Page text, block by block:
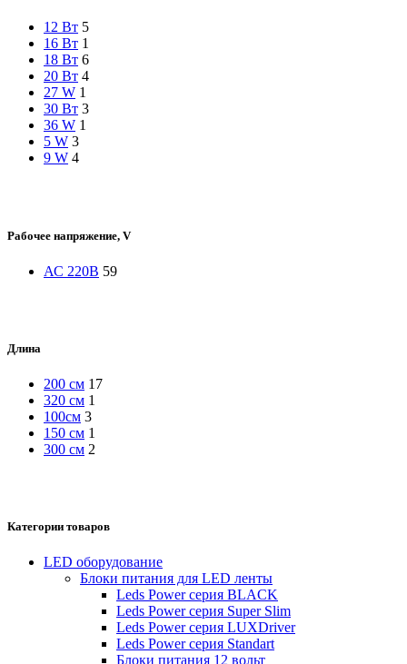
12 Вт 5
16 Вт 1
18 Вт 6
20 Вт 4
27 W 1
30 Вт 3
36 W 1
5 W 3
9 W 4
Рабочее напряжение, V
АС 220В 59
Длина
200 см 17
320 см 1
100см 3
150 см 1
300 см 2
Категории товаров
LED оборудование
Блоки питания для LED ленты
Leds Power cерия BLACK
Leds Power cерия Super Slim
Leds Power серия LUXDriver
Leds Power серия Standart
Блоки питания 12 вольт